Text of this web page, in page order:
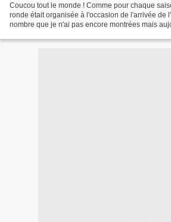
Coucou tout le monde ! Comme pour chaque
ronde était organisée à l'occasion de l'arrivée de
nombre que je n'ai pas encore montrées mais